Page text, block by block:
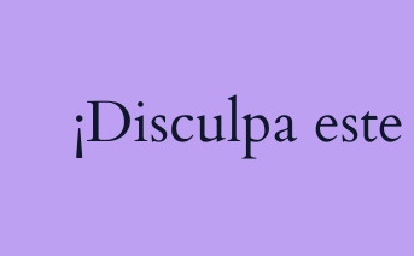
¡Disculpa